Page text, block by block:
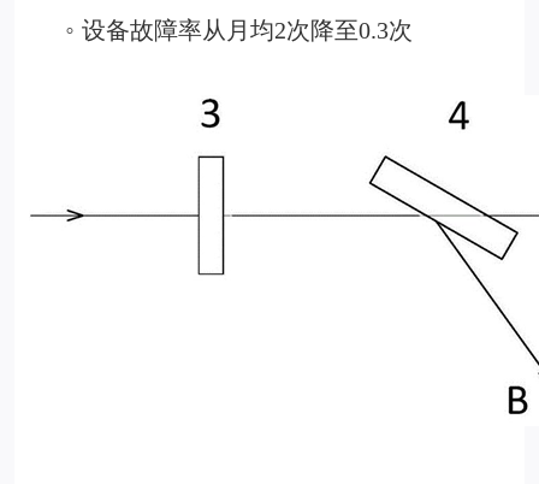
◦ 设备故障率从月均2次降至0.3次